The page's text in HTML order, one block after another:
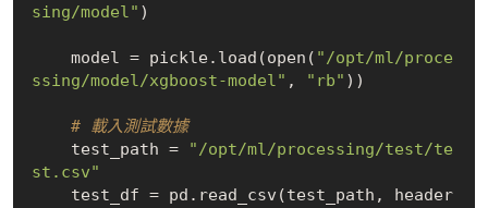
sing/model" )
    model = pickle.load(open(
"/opt/ml/proce
ssing/model/xgboost-model" , "rb" ))
# 載入測試數據
    test_path =
"/opt/ml/processing/test/te
st.csv"